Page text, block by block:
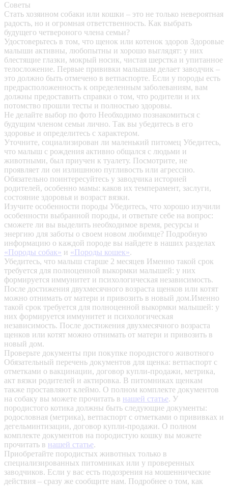
Советы
Стать хозяином собаки или кошки – это не только невероятная
радость, но и огромная ответственность. Как выбрать
будущего четвероного члена семьи?
Удостоверьтесь в том, что щенок или котенок здоров Здоровые
малыши активны, любопытны и хорошо выглядят: у них
блестящие глазки, мокрый носик, чистая шерстка и упитанное
телосложение. Первые прививки малышам делает заводчик –
это должно быть отмечено в ветпаспорте. Если у породы есть
предрасположенность к определенным заболеваниям, вам
должны предоставить справки о том, что родители и их
потомство прошли тесты и полностью здоровы.
Не делайте выбор по фото Необходимо познакомиться с
будущим членом семьи лично. Так вы убедитесь в его
здоровье и определитесь с характером.
Уточните, социализирован ли маленький питомец Убедитесь,
что малыш с рождения активно общался с людьми и
животными, был приучен к туалету. Посмотрите, не
проявляет ли он излишнюю пугливость или агрессию.
Обязательно поинтересуйтесь у заводчика историей
родителей, особенно мамы: каков их темперамент, заслуги,
состояние здоровья и возраст вязки.
Изучите особенности породы Убедитесь, что хорошо изучили
особенности выбранной породы, и ответьте себе на вопрос:
сможете ли вы выделить необходимое время, ресурсы и
энергию для заботы о своем новом любимце? Подробную
информацию о каждой породе вы найдете в наших разделах
«Породы собак» и «Породы кошек».
Убедитесь, что малыш старше 2 месяцев Именно такой срок
требуется для полноценной выкормки малышей: у них
формируется иммунитет и психологическая независимость.
После достижения двухмесячного возраста щенков или котят
можно отнимать от матери и привозить в новый дом.Именно
такой срок требуется для полноценной выкормки малышей: у
них формируется иммунитет и психологическая
независимость. После достижения двухмесячного возраста
щенков или котят можно отнимать от матери и привозить в
новый дом.
Проверьте документы при покупке породистого животного
Обязательный перечень документов для щенка: ветпаспорт с
отметками о вакцинации, договор купли-продажи, метрика,
акт вязки родителей и актировка. В питомниках щенкам
также проставляют клеймо. О полном комплекте документов
на собаку вы можете прочитать в нашей статье. У
породистого котика должны быть следующие документы:
родословная (метрика), ветпаспорт с отметками о прививках и
дегельминтизации, договор купли-продажи. О полном
комплекте документов на породистую кошку вы можете
прочитать в нашей статье.
Приобретайте породистых животных только в
специализированных питомниках или у проверенных
заводчиков. Если у вас есть подозрения на мошеннические
действия – сразу же сообщите нам. Подробнее о том, как